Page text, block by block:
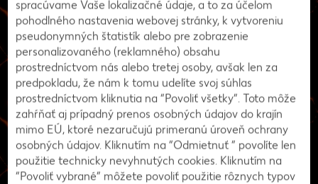
Recepty
Namiešajte si koktail plný
energie!
spracúvame Vaše lokalizačné údaje, a to za účelom
pohodlného nastavenia webovej stránky, k vytvoreniu
pseudonymných štatistík alebo pre zobrazenie
personalizovaného (reklamného) obsahu
prostredníctvom nás alebo tretej osoby, avšak len za
predpokladu, že nám k tomu udelíte svoj súhlas
prostredníctvom kliknutia na “Povoliť všetky”. Toto môže
zahŕňať aj prípadný prenos osobných údajov do krajín
mimo EÚ, ktoré nezaručujú primeranú úroveň ochrany
osobných údajov. Kliknutím na “Odmietnuť ” povolíte len
použitie technicky nevyhnutých cookies. Kliknutím na
“Povoliť vybrané” môžete povoliť použitie rôznych typov